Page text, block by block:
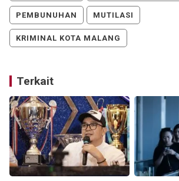
PEMBUNUHAN MUTILASI
KRIMINAL KOTA MALANG
Terkait